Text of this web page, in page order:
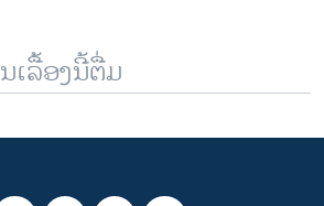
ເລື້ອງນີ້ຕື່ມ